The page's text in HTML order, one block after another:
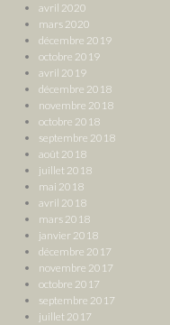
avril 2020
mars 2020
décembre 2019
octobre 2019
avril 2019
décembre 2018
novembre 2018
octobre 2018
septembre 2018
août 2018
juillet 2018
mai 2018
avril 2018
mars 2018
janvier 2018
décembre 2017
novembre 2017
octobre 2017
septembre 2017
juillet 2017